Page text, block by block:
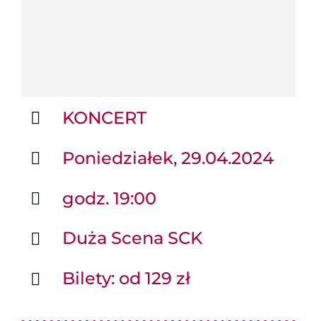
KONCERT
Poniedziałek, 29.04.2024
godz. 19:00
Duża Scena SCK
Bilety: od 129 zł